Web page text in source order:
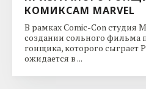
КОМИКСАМ MARVEL
В рамках Comic-Con студия
создании сольного фильма
гонщика, которого сыграет
ожидается в ...